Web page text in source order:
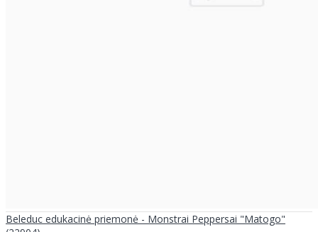
Beleduc edukacinė priemonė - Monstrai Peppersai "Matogo"